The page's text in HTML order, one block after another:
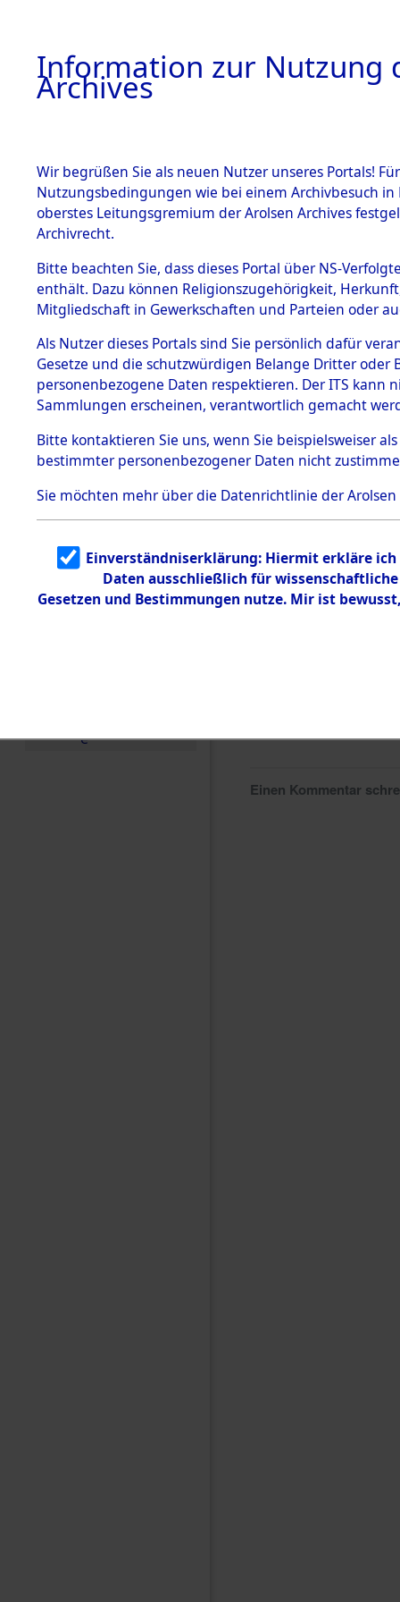
BESTÄNDE
1.
mente
5. Verschiedenes
5.3
Todesmärsche
5.3.1 Alliierte
Erhebungen
zu
Todesmärsch
en
5.3.2
Identifizierun
g
5.3.3
Todesmärsch
e
0035
Einen Kommentar
Information zur Nutzung
Archives
Wir begrüßen Sie als neuen Nutzer unseres Portals!
Nutzungsbedingungen wie bei einem Archivbesuch
oberstes Leitungsgremium der Arolsen Archives
Archivrecht.
Bitte beachten Sie, dass dieses Portal über NS-
enthält. Dazu können Religionszugehörigkeit,
Mitgliedschaft in Gewerkschaften und Parteien oder
Als Nutzer dieses Portals sind Sie persönlich dafür
Gesetze und die schutzwürdigen Belange Dritter
personenbezogene Daten respektieren. Der ITS
Sammlungen erscheinen, verantwortlich gemacht
Bitte kontaktieren Sie uns, wenn Sie beispielsweiser
bestimmter personenbezogener Daten nicht
Sie möchten mehr über die Datenrichtlinie der Arolsen
Einverständniserklärung: Hiermit erkläre
Daten ausschließlich für
Gesetzen und Bestimmungen nutze. Mir ist